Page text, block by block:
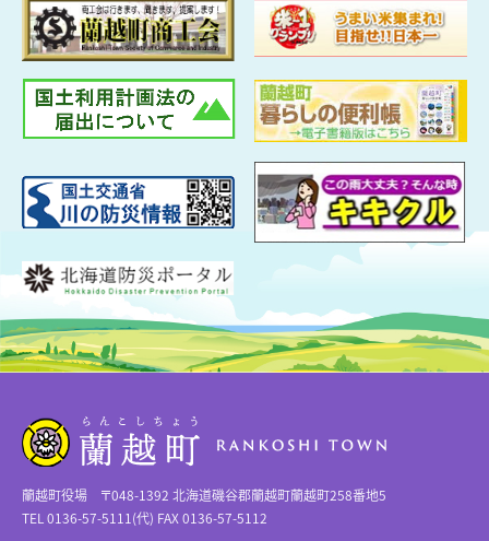
蘭越町役場 〒048-1392 北海道磯谷郡蘭越町蘭越町258番地5
TEL 0136-57-5111(代) FAX 0136-57-5112